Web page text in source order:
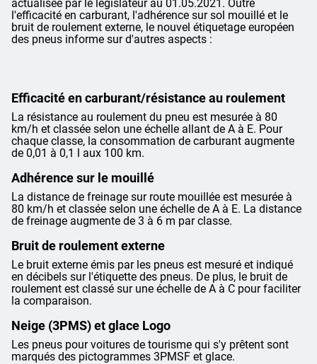
actualisée par le législateur au 01.05.2021. Outre
l'efficacité en carburant, l'adhérence sur sol mouillé et le
bruit de roulement externe, le nouvel étiquetage européen
des pneus informe sur d'autres aspects :
Efficacité en carburant/résistance au roulement
La résistance au roulement du pneu est mesurée à 80
km/h et classée selon une échelle allant de A à E. Pour
chaque classe, la consommation de carburant augmente
de 0,01 à 0,1 l aux 100 km.
Adhérence sur le mouillé
La distance de freinage sur route mouillée est mesurée à
80 km/h et classée selon une échelle de A à E. La distance
de freinage augmente de 3 à 6 m par classe.
Bruit de roulement externe
Le bruit externe émis par les pneus est mesuré et indiqué
en décibels sur l'étiquette des pneus. De plus, le bruit de
roulement est classé sur une échelle de A à C pour faciliter
la comparaison.
Neige (3PMS) et glace Logo
Les pneus pour voitures de tourisme qui s'y prêtent sont
marqués des pictogrammes 3PMSF et glace.